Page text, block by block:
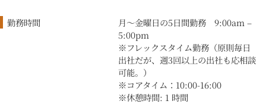
勤務時間 月〜金曜日の5日間勤務 9:00am –
5:00pm
※フレックスタイム勤務（原則毎日
出社だが、週3回以上の出社も応相談
可能。）
※コアタイム： 10:00-16:00
※休憩時間: 1 時間